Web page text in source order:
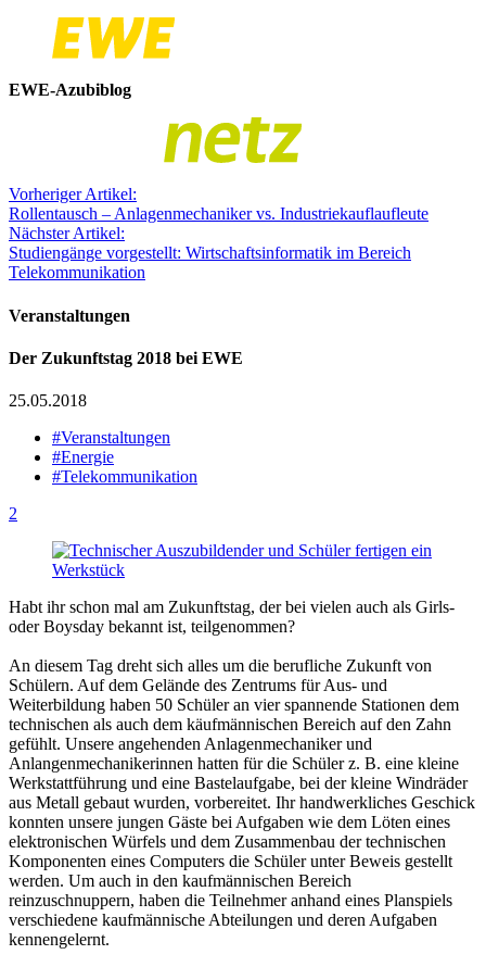
EWE-Azubiblog
Vorheriger Artikel:
Rollentausch – Anlagenmechaniker vs. Industriekauflaufleute
Nächster Artikel:
Studiengänge vorgestellt: Wirtschaftsinformatik im Bereich
Telekommunikation
Veranstaltungen
Der Zukunftstag 2018 bei EWE
25.05.2018
#Veranstaltungen
#Energie
#Telekommunikation
2
Habt ihr schon mal am Zukunftstag, der bei vielen auch als Girls-
oder Boysday bekannt ist, teilgenommen?
An diesem Tag dreht sich alles um die berufliche Zukunft von
Schülern. Auf dem Gelände des Zentrums für Aus- und
Weiterbildung haben 50 Schüler an vier spannende Stationen dem
technischen als auch dem käufmännischen Bereich auf den Zahn
gefühlt. Unsere angehenden Anlagenmechaniker und
Anlangenmechanikerinnen hatten für die Schüler z. B. eine kleine
Werkstattführung und eine Bastelaufgabe, bei der kleine Windräder
aus Metall gebaut wurden, vorbereitet. Ihr handwerkliches Geschick
konnten unsere jungen Gäste bei Aufgaben wie dem Löten eines
elektronischen Würfels und dem Zusammenbau der technischen
Komponenten eines Computers die Schüler unter Beweis gestellt
werden. Um auch in den kaufmännischen Bereich
reinzuschnuppern, haben die Teilnehmer anhand eines Planspiels
verschiedene kaufmännische Abteilungen und deren Aufgaben
kennengelernt.